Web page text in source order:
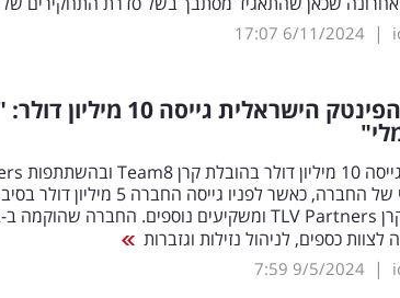
|
6/11/2024
17:07
חברת הפינטק הישראלית גייסה 10
כספים, לניהול נזילות וגזברות
|
9/5/2024
7:59